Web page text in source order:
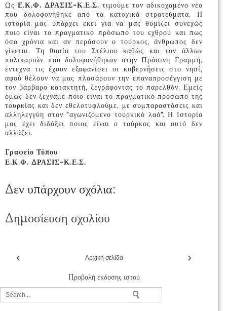
Ως Ε.Κ.Φ. ΔΡΑΣΙΣ-Κ.Ε.Σ. τιμούμε τον αδικοχαμένο νέο
που δολοφονήθηκε από τα κατοχικά στρατεύματα. Η
ιστορία μας υπάρχει εκεί για να μας θυμίζει συνεχώς
ποιο είναι το πραγματικό πρόσωπο του εχθρού και πως
όσα χρόνια και αν περάσουν ο τούρκος, άνθρωπος δεν
γίνεται. Τη θυσία του Στέλιου καθώς και τον άλλων
παλικαριών που δολοφονήθηκαν στην Πράσινη Γραμμή,
έντεχνα τις έχουν εξαφανίσει οι κυβερνήσεις στο νησί,
αφού θέλουν να μας πλασάρουν την επαναπροσέγγιση με
τον βάρβαρο κατακτητή, ξεγράφοντας το παρελθόν. Εμείς
όμως δεν ξεχνάμε ποιο είναι το πραγματικό πρόσωπο της
τουρκίας και δεν εθελοτυφλούμε, με συμπαραστάσεις και
αλληλεγγύη στον "αγωνιζόμενο τουρκικό λαό". Η Ιστορία
μας έχει διδάξει ποιος είναι ο τούρκος και αυτό δεν
αλλάζει.
Γραφείο Τύπου
Ε.Κ.Φ. ΔΡΑΣΙΣ-Κ.Ε.Σ.
Δεν υπάρχουν σχόλια:
Δημοσίευση σχολίου
‹ ›
Αρχική σελίδα
Προβολή έκδοσης ιστού